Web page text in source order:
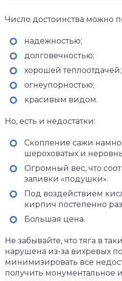
Число достоинства можно
надежностью;
долговечностью;
хорошей теплоотдачей;
огнеупорностью;
красивым видом.
Но, есть и недостатки:
Скопление сажи
шероховатых и
Огромный вес, что
заливки «подушки».
Под воздействием
кирпич постепенно
Большая цена.
Не забывайте, что тяга в
нарушена из-за вихревых
минимизировать все
получить монументальное